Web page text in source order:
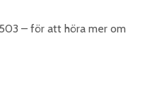
– för att höra mer om